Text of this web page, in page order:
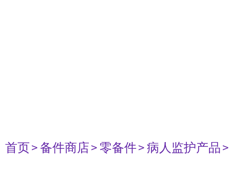
首页> 备件商店> 零备件> 病人监护产品